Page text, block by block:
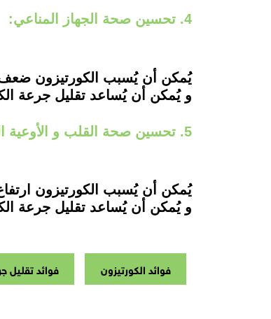
4. تحسين صحة الجهاز المناعي:
يُمكن أن يُسبب الكورتيزون ضعف
و يُمكن أن يُساعد تقليل جرعة
5. تحسين صحة القلب و الأوعية الدموية:
يُمكن أن يُسبب الكورتيزون
و يُمكن أن يُساعد تقليل جرعة
فوائد الكورتيزون فوائد تقليل